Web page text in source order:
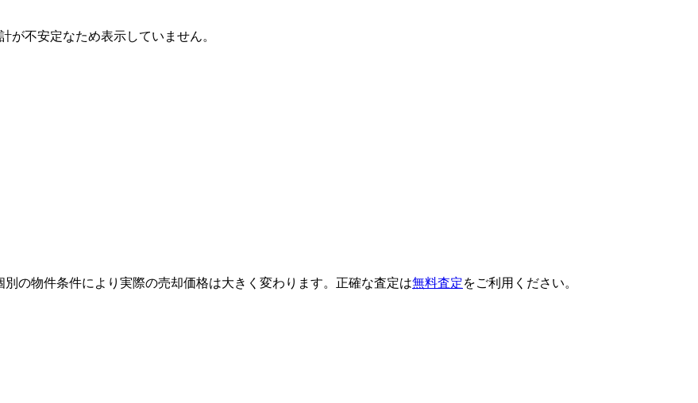
不安定なため表示していません。
の物件条件により実際の売却価格は大きく変わります。正確な査定は無料査定をご利用ください。